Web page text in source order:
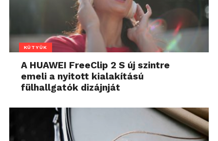
KÜTYÜK
A HUAWEI FreeClip 2 S új szintre
emeli a nyitott kialakítású
fülhallgatók dizájnját